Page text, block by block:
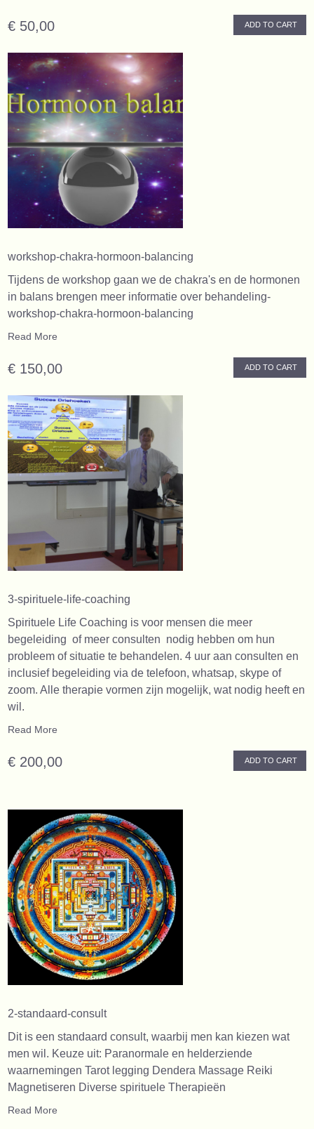
€ 50,00 ADD TO CART
workshop-chakra-hormoon-balancing
Tijdens de workshop gaan we de chakra's en de hormonen
in balans brengen meer informatie over behandeling-
workshop-chakra-hormoon-balancing
Read More
€ 150,00 ADD TO CART
3-spirituele-life-coaching
Spirituele Life Coaching is voor mensen die meer
begeleiding of meer consulten nodig hebben om hun
probleem of situatie te behandelen. 4 uur aan consulten en
inclusief begeleiding via de telefoon, whatsap, skype of
zoom. Alle therapie vormen zijn mogelijk, wat nodig heeft en
wil.
Read More
€ 200,00 ADD TO CART
2-standaard-consult
Dit is een standaard consult, waarbij men kan kiezen wat
men wil. Keuze uit: Paranormale en helderziende
waarnemingen Tarot legging Dendera Massage Reiki
Magnetiseren Diverse spirituele Therapieën
Read More